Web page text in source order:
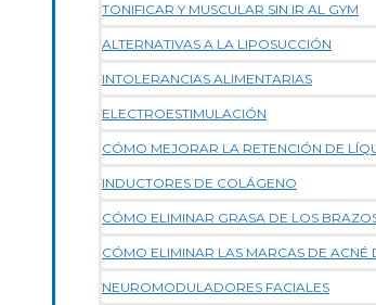
TONIFICAR Y MUSCULAR SIN IR AL GYM
ALTERNATIVAS A LA LIPOSUCCIÓN
INTOLERANCIAS ALIMENTARIAS
ELECTROESTIMULACIÓN
CÓMO MEJORAR LA RETENCIÓN DE
INDUCTORES DE COLÁGENO
CÓMO ELIMINAR GRASA DE LOS
CÓMO ELIMINAR LAS MARCAS DE ACNÉ
NEUROMODULADORES FACIALES